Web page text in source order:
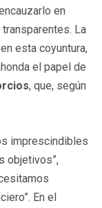
en
La
esta coyuntura,
el papel de
, que, según
imprescindibles
objetivos”,
En el